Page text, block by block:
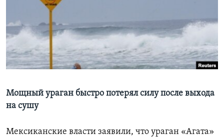
Языки
Мощный ураган быстро потерял силу после выхода
на сушу
Мексиканские власти заявили, что ураган «Агата»